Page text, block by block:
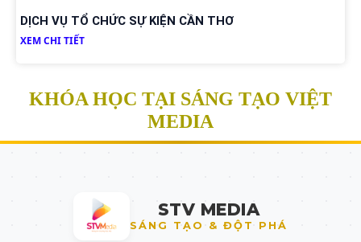
DỊCH VỤ TỔ CHỨC SỰ KIỆN CẦN THƠ
XEM CHI TIẾT
KHÓA HỌC TẠI SÁNG TẠO VIỆT
MEDIA
STV MEDIA
SÁNG TẠO & ĐỘT PHÁ